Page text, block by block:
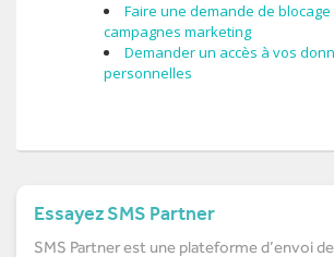
Faire une demande de blocage
campagnes marketing
Demander un accès à vos
personnelles
Essayez SMS Partner
SMS Partner est une plateforme d’envoi